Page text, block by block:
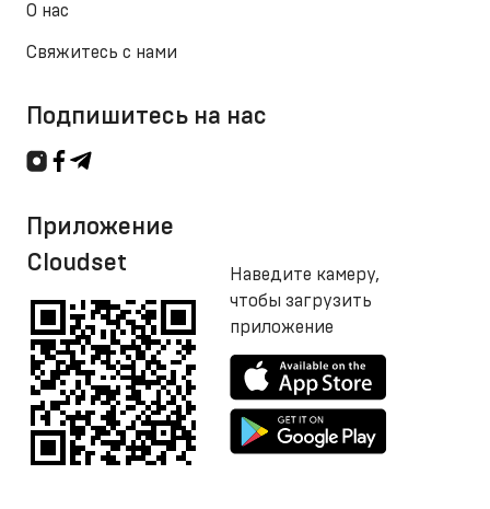
О нас
Свяжитесь с нами
Подпишитесь на нас
Приложение
Cloudset
Наведите камеру,
чтобы загрузить
приложение